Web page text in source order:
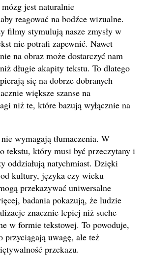
jest naturalnie
reagować na bodźce wizualne.
filmy stymulują nasze zmysły w
nie potrafi zapewnić. Nawet
na obraz może dostarczyć nam
długie akapity tekstu. To dlatego
się na dobrze dobranych
większe szanse na
niż te, które bazują wyłącznie na
wymagają tłumaczenia. W
tekstu, który musi być przeczytany i
oddziałują natychmiast. Dzięki
kultury, języka czy wieku
przekazywać uniwersalne
badania pokazują, że ludzie
znacznie lepiej niż suche
w formie tekstowej. To powoduje,
przyciągają uwagę, ale też
przekazu.